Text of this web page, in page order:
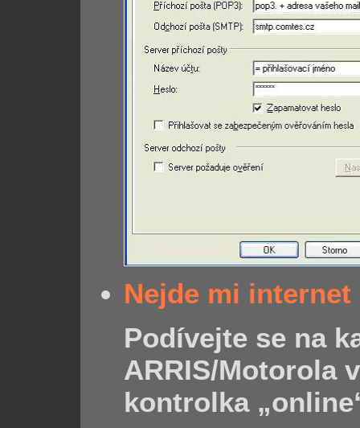
Nejde mi
Podívejte se na
ARRIS/Motorola
kontrolka